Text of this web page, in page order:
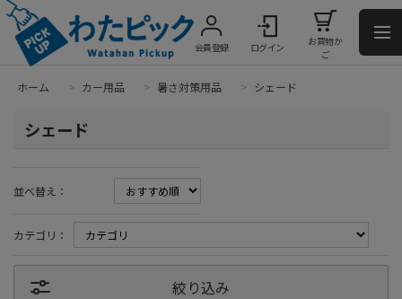
会員登録 ログイン
お買物か
ご
ホーム > カー用品 > 暑さ対策用品 > シェード
シェード
並べ替え：
カテゴリ：
絞り込み